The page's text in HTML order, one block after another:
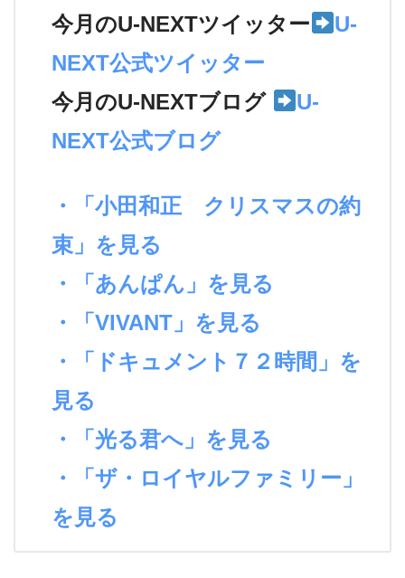
今月のU-NEXTツイッター
U-
NEXT公式ツイッター
今月のU-NEXTブログ
U-
NEXT公式ブログ
・「小田和正 クリスマスの約
束」を見る
・「あんぱん」を見る
・「VIVANT」を見る
・「ドキュメント７２時間」を
見る
・「光る君へ」を見る
・「ザ・ロイヤルファミリー」
を見る